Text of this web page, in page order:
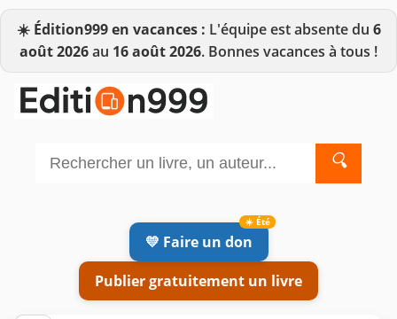
☀️ Édition999 en vacances : L'équipe est absente du 6
août 2026au 16 août 2026. Bonnes vacances à tous !
🔍
💛 Faire un don
Publier gratuitement un livre